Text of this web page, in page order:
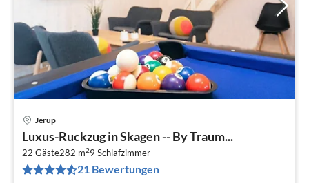
Jerup
Luxus-Ruckzug in Skagen -- By Traum...
22 Gäste282 m29 Schlafzimmer
21 Bewertungen